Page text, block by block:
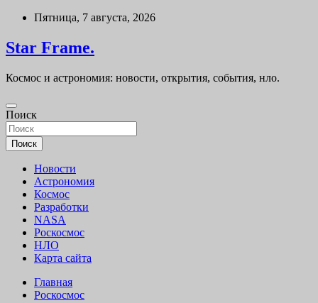
Перейти
содержимому
Пятница, 7 августа, 2026
Star Frame.
Космос и астрономия: новости, открытия, события, нло.
Поиск
Поиск
Новости
Астрономия
Космос
Разработки
NASA
Роскосмос
НЛО
Карта сайта
Главная
Роскосмос